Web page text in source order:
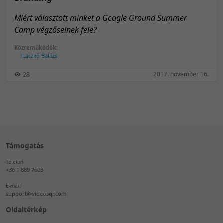
Miért választott minket a Google Ground Summer
Camp végzőseinek fele?
Közreműködők:
Laczkó Balázs
28 2017. november 16.
Támogatás
Telefon
+36 1 889 7603
E-mail
support@videosqr.com
Oldaltérkép